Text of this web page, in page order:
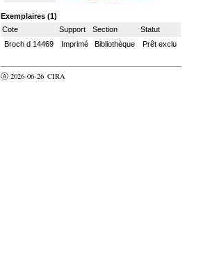
Exemplaires (1)
Cote
Support Section
Statut
Broch d 14469
Imprimé Bibliothèque Prêt exclu
Ⓐ 2026-06-26 CIRA